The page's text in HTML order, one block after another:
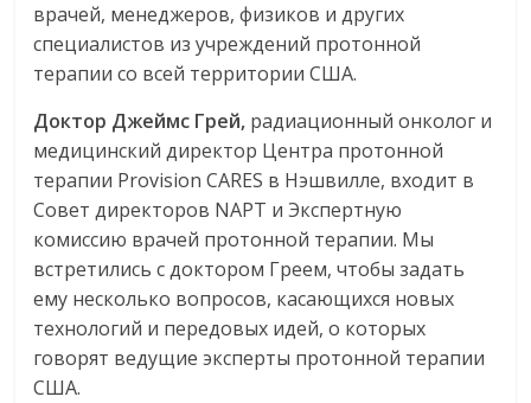
врачей, менеджеров, физиков и других
специалистов из учреждений протонной
терапии со всей территории США.
Доктор Джеймс Грей, радиационный онколог и
медицинский директор Центра протонной
терапии Provision CARES в Нэшвилле, входит в
Совет директоров NAPT и Экспертную
комиссию врачей протонной терапии. Мы
встретились с доктором Греем, чтобы задать
ему несколько вопросов, касающихся новых
технологий и передовых идей, о которых
говорят ведущие эксперты протонной терапии
США.